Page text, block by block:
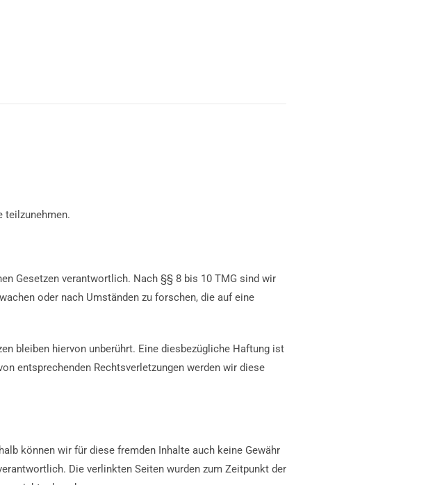
teilzunehmen.
Gesetzen verantwortlich. Nach §§ 8 bis 10 TMG sind wir
oder nach Umständen zu forschen, die auf eine
bleiben hiervon unberührt. Eine diesbezügliche Haftung ist
entsprechenden Rechtsverletzungen werden wir diese
können wir für diese fremden Inhalte auch keine Gewähr
Die verlinkten Seiten wurden zum Zeitpunkt der